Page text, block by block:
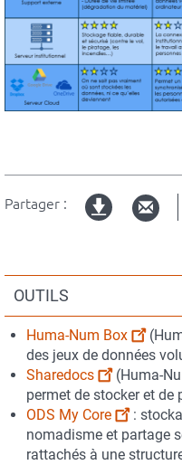
Partager :
Blocs
personnalisables
OUTILS
Contenu
bloc
Huma-Num Box
des jeux de données
Sharedocs
(Huma-
permet de stocker et de
ODS My Core
:
nomadisme et partage
rattachés à une